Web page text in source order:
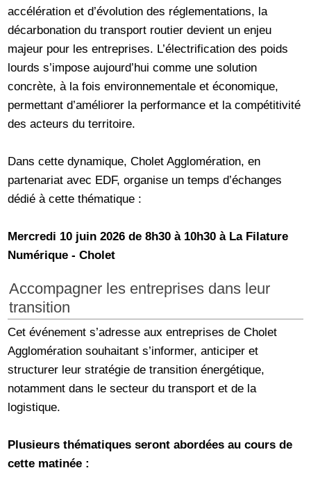
accélération et d’évolution des réglementations, la
décarbonation du transport routier devient un enjeu
majeur pour les entreprises. L’électrification des poids
lourds s’impose aujourd’hui comme une solution
concrète, à la fois environnementale et économique,
permettant d’améliorer la performance et la compétitivité
des acteurs du territoire.
Dans cette dynamique, Cholet Agglomération, en
partenariat avec EDF, organise un temps d’échanges
dédié à cette thématique :
Mercredi 10 juin 2026 de 8h30 à 10h30 à La Filature
Numérique - Cholet
Accompagner les entreprises dans leur
transition
Cet événement s’adresse aux entreprises de Cholet
Agglomération souhaitant s’informer, anticiper et
structurer leur stratégie de transition énergétique,
notamment dans le secteur du transport et de la
logistique.
Plusieurs thématiques seront abordées au cours de
cette matinée :